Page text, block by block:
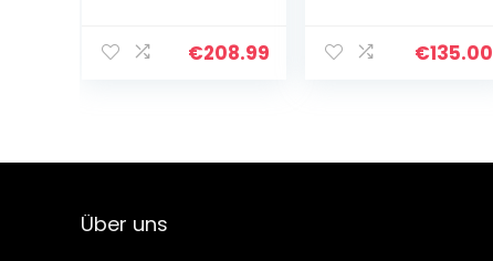
Outdoor Indoor
€208.99
schwarz
€135.00
Über uns